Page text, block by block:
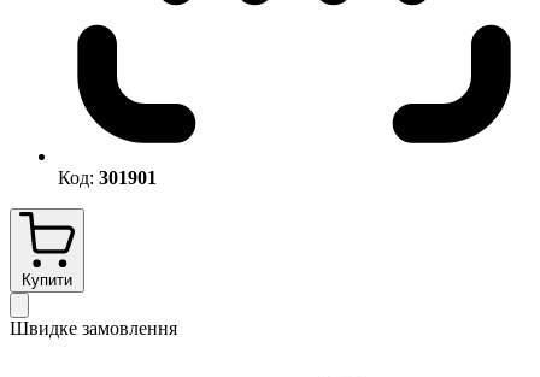
Код: 301901
Купити
Швидке замовлення